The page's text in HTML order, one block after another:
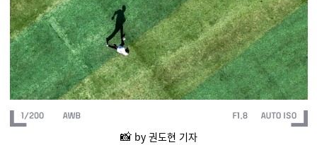
📸by 권도현 기자